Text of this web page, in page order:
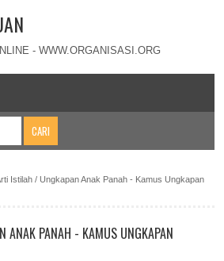
- WWW.ORGANISASI.ORG
Istilah / Ungkapan Anak Panah - Kamus Ungkapan
ANAK PANAH - KAMUS UNGKAPAN